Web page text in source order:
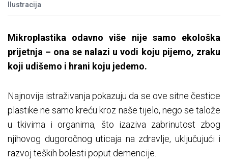
Ilustracija
Mikroplastika odavno više nije samo ekološka
prijetnja – ona se nalazi u vodi koju pijemo, zraku
koji udišemo i hrani koju jedemo.
Najnovija istraživanja pokazuju da se ove sitne čestice
plastike ne samo kreću kroz naše tijelo, nego se talože
u tkivima i organima, što izaziva zabrinutost zbog
njihovog dugoročnog uticaja na zdravlje, uključujući i
razvoj teških bolesti poput demencije.